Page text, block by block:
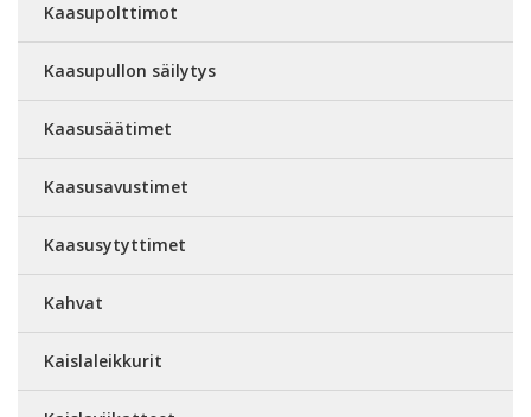
Kaasupolttimot
Kaasupullon säilytys
Kaasusäätimet
Kaasusavustimet
Kaasusytyttimet
Kahvat
Kaislaleikkurit